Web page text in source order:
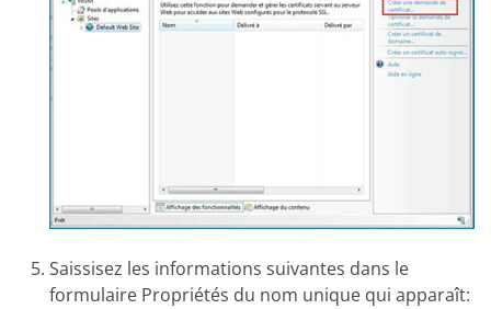
Saissisez les informations suivantes dans le
formulaire Propriétés du nom unique qui apparaît: